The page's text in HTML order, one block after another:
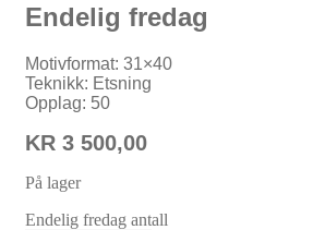
Endelig fredag
Motivformat: 31×40
Teknikk: Etsning
Opplag: 50
KR 3 500,00
På lager
Endelig fredag antall